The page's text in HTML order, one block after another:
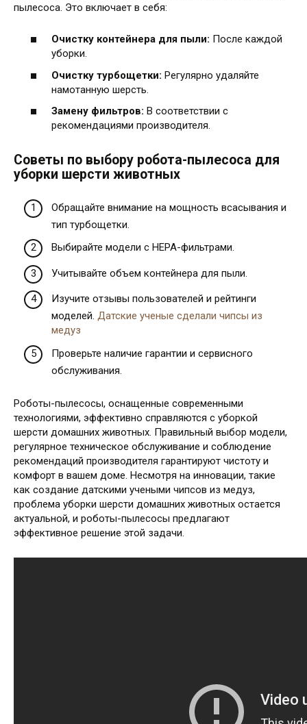
пылесоса. Это включает в себя:
Очистку контейнера для пыли: После каждой
уборки.
Очистку турбощетки: Регулярно удаляйте
намотанную шерсть.
Замену фильтров: В соответствии с
рекомендациями производителя.
Советы по выбору робота-пылесоса для
уборки шерсти животных
Обращайте внимание на мощность всасывания и
тип турбощетки.
Выбирайте модели с HEPA-фильтрами.
Учитывайте объем контейнера для пыли.
Изучите отзывы пользователей и рейтинги
моделей. Датские ученые сделали чипсы из
медуз
Проверьте наличие гарантии и сервисного
обслуживания.
Роботы-пылесосы, оснащенные современными
технологиями, эффективно справляются с уборкой
шерсти домашних животных. Правильный выбор модели,
регулярное техническое обслуживание и соблюдение
рекомендаций производителя гарантируют чистоту и
комфорт в вашем доме. Несмотря на инновации, такие
как создание датскими учеными чипсов из медуз,
проблема уборки шерсти домашних животных остается
актуальной, и роботы-пылесосы предлагают
эффективное решение этой задачи.